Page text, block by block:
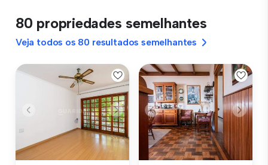
80 propriedades semelhantes
Veja todos os 80 resultados semelhantes